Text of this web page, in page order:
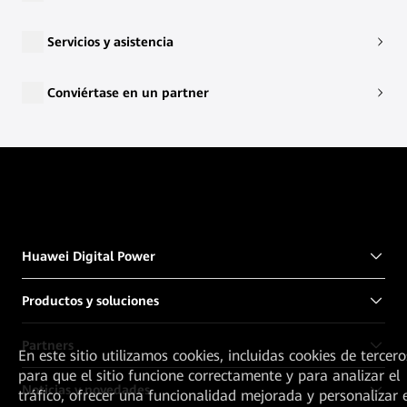
Servicios y asistencia
Conviértase en un partner
Huawei Digital Power
Productos y soluciones
Partners
Noticias y novedades
En este sitio utilizamos cookies, incluidas cookies de
para que el sitio funcione correctamente y para analizar el
tráfico, ofrecer una funcionalidad mejorada y personalizar